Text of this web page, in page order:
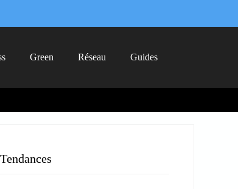
Green Réseau Guides
Tendances